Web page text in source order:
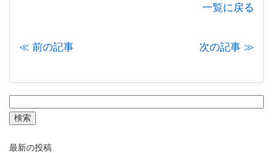
一覧に戻る
≪ 前の記事 次の記事 ≫
索:
最新の投稿